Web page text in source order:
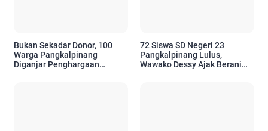
Bukan Sekadar Donor, 100
Warga Pangkalpinang
Diganjar Penghargaan
72 Siswa SD Negeri 23
Pangkalpinang Lulus,
Wawako Dessy Ajak Berani